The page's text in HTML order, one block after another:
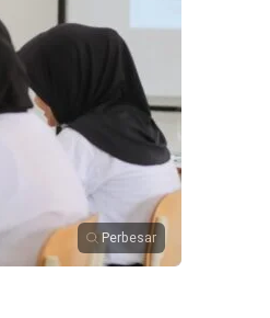
Perbesar